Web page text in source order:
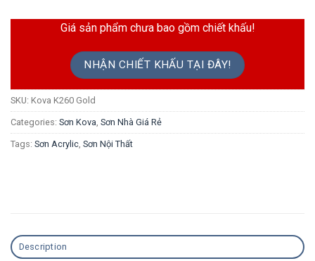
Giá sản phẩm chưa bao gồm chiết khấu!
NHẬN CHIẾT KHẤU TẠI ĐÂY!
SKU: Kova K260 Gold
Categories: Sơn Kova, Sơn Nhà Giá Rẻ
Tags: Sơn Acrylic, Sơn Nội Thất
Description